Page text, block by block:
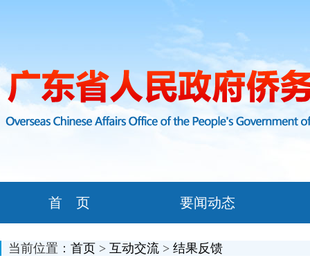
首 页 要闻动态
当前位置： 首页 > 互动交流 > 结果反馈